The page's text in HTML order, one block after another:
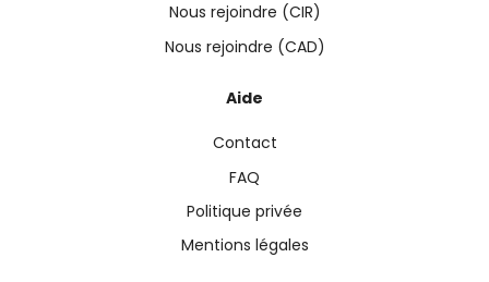
Nous rejoindre (CIR)
Nous rejoindre (CAD)
Aide
Contact
FAQ
Politique privée
Mentions légales